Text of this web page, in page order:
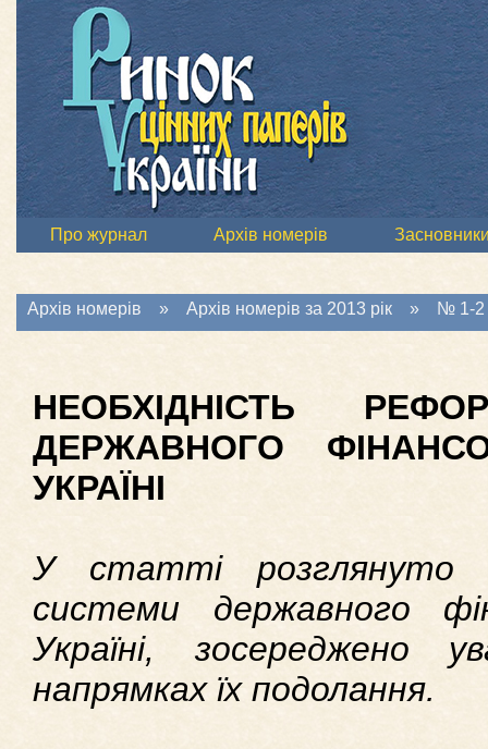
Про журнал Архів номерів
Архів номерів » Архів номерів за 2013 рік » № 1-2
НЕОБХІДНІСТЬ
ДЕРЖАВНОГО
УКРАЇНІ
У статті розглянуто
системи державного
Україні, зосереджено
напрямках їх подолання.